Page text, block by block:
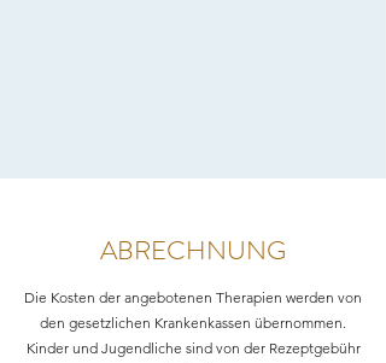
ABRECHNUNG
Die Kosten der angebotenen Therapien werden von
den gesetzlichen Krankenkassen übernommen.
Kinder und Jugendliche sind von der Rezeptgebühr